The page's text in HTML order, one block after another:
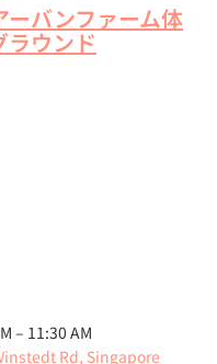
バンファーム体
ウンド
– 11:30 AM
Rd, Singapore